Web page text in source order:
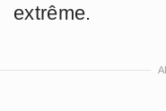
extrême.